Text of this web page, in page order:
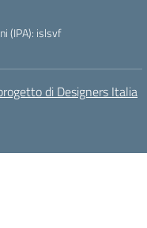
(IPA): islsvf
di Designers Italia